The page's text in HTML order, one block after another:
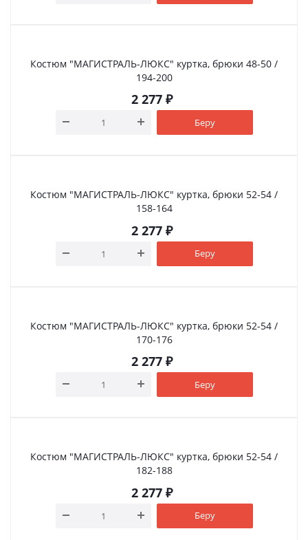
Костюм "МАГИСТРАЛЬ-ЛЮКС" куртка, брюки 48-50 /
194-200
2 277₽
Беру
Костюм "МАГИСТРАЛЬ-ЛЮКС" куртка, брюки 52-54 /
158-164
2 277₽
Беру
Костюм "МАГИСТРАЛЬ-ЛЮКС" куртка, брюки 52-54 /
170-176
2 277₽
Беру
Костюм "МАГИСТРАЛЬ-ЛЮКС" куртка, брюки 52-54 /
182-188
2 277₽
Беру